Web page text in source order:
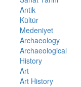
Antik
Kültür
Medeniyet
Archaeology
Archaeological
History
Art
Art History